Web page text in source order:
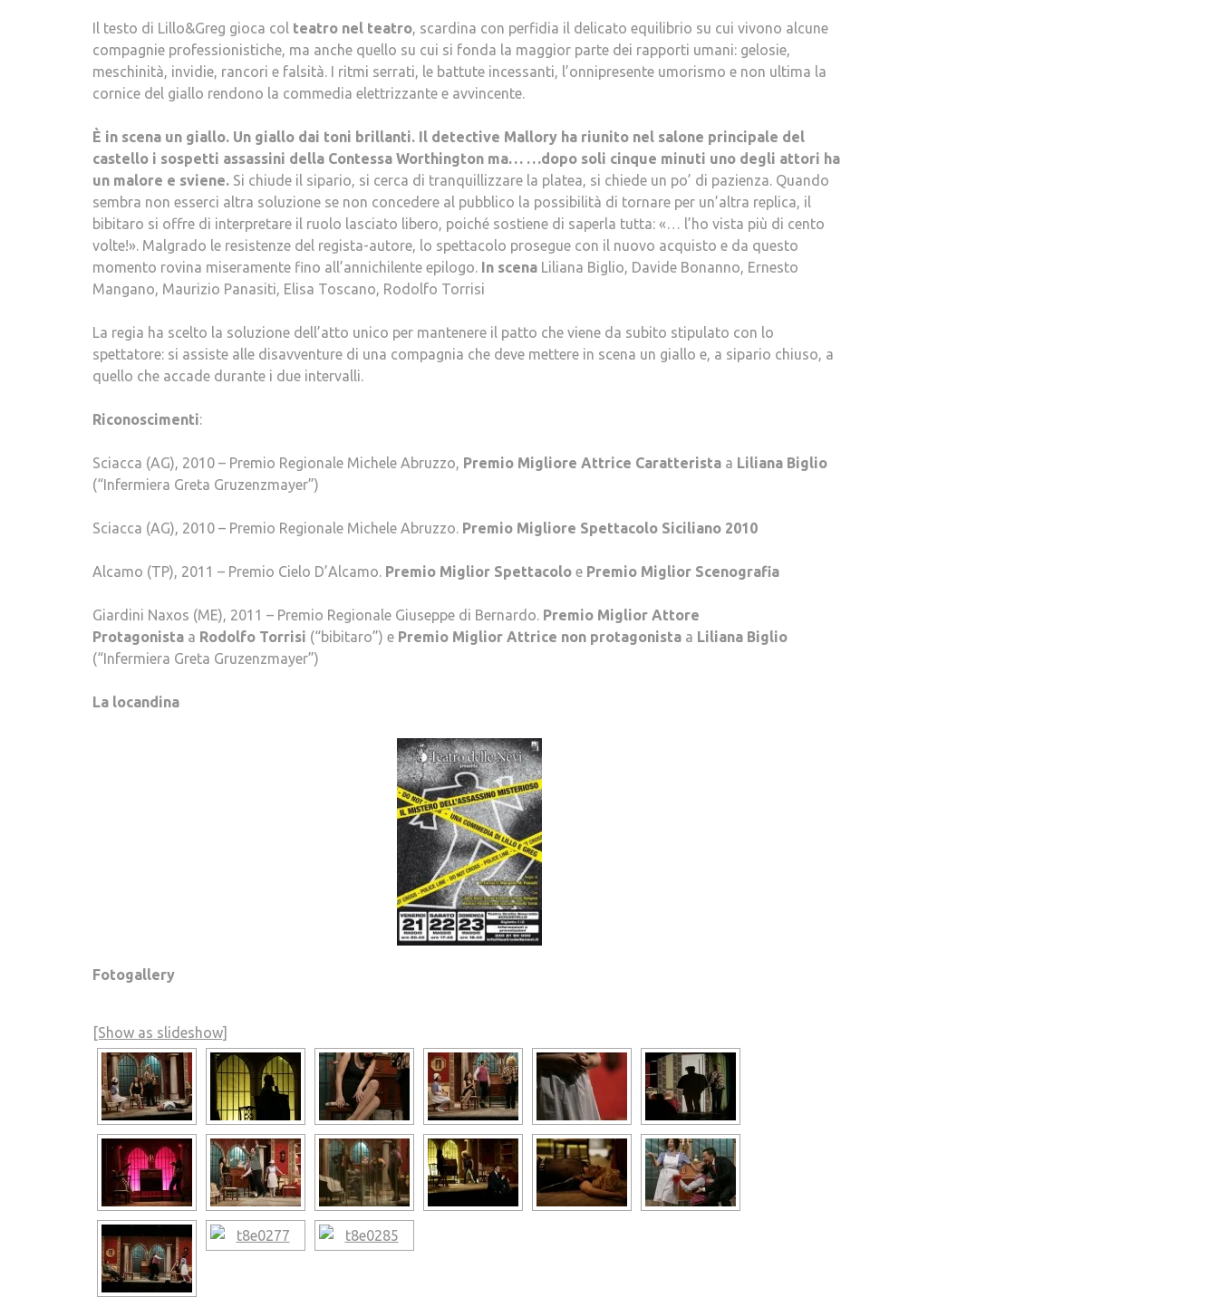
Il testo di Lillo&Greg gioca col teatro nel teatro, scardina con perfidia il delicato equilibrio su cui vivono alcune
compagnie professionistiche, ma anche quello su cui si fonda la maggior parte dei rapporti umani: gelosie,
meschinità, invidie, rancori e falsità. I ritmi serrati, le battute incessanti, l’onnipresente umorismo e non ultima la
cornice del giallo rendono la commedia elettrizzante e avvincente.
È in scena un giallo. Un giallo dai toni brillanti. Il detective Mallory ha riunito nel salone principale del
castello i sospetti assassini della Contessa Worthington ma… …dopo soli cinque minuti uno degli attori ha
un malore e sviene. Si chiude il sipario, si cerca di tranquillizzare la platea, si chiede un po’ di pazienza. Quando
sembra non esserci altra soluzione se non concedere al pubblico la possibilità di tornare per un’altra replica, il
bibitaro si offre di interpretare il ruolo lasciato libero, poiché sostiene di saperla tutta: «… l’ho vista più di cento
volte!». Malgrado le resistenze del regista-autore, lo spettacolo prosegue con il nuovo acquisto e da questo
momento rovina miseramente fino all’annichilente epilogo. In scena Liliana Biglio, Davide Bonanno, Ernesto
Mangano, Maurizio Panasiti, Elisa Toscano, Rodolfo Torrisi
La regia ha scelto la soluzione dell’atto unico per mantenere il patto che viene da subito stipulato con lo
spettatore: si assiste alle disavventure di una compagnia che deve mettere in scena un giallo e, a sipario chiuso, a
quello che accade durante i due intervalli.
Riconoscimenti:
Sciacca (AG), 2010 – Premio Regionale Michele Abruzzo, Premio Migliore Attrice Caratterista a Liliana Biglio
(“Infermiera Greta Gruzenzmayer”)
Sciacca (AG), 2010 – Premio Regionale Michele Abruzzo. Premio Migliore Spettacolo Siciliano 2010
Alcamo (TP), 2011 – Premio Cielo D’Alcamo. Premio Miglior Spettacolo e Premio Miglior Scenografia
Giardini Naxos (ME), 2011 – Premio Regionale Giuseppe di Bernardo. Premio Miglior Attore
Protagonista a Rodolfo Torrisi (“bibitaro”) e Premio Miglior Attrice non protagonista a Liliana Biglio
(“Infermiera Greta Gruzenzmayer”)
La locandina
Fotogallery
[Show as slideshow]